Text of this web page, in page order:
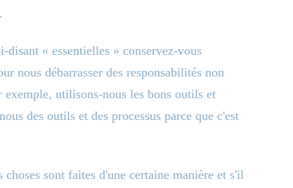
disant « essentielles » conservez-vous
nous débarrasser des responsabilités non
exemple, utilisons-nous les bons outils et
des outils et des processus parce que c'est
sont faites d'une certaine manière et s'il